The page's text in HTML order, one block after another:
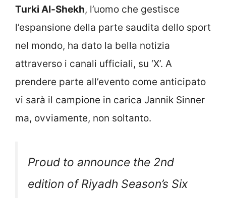
Turki Al-Shekh, l’uomo che gestisce
l’espansione della parte saudita dello sport
nel mondo, ha dato la bella notizia
attraverso i canali ufficiali, su ‘X’. A
prendere parte all’evento come anticipato
vi sarà il campione in carica Jannik Sinner
ma, ovviamente, non soltanto.
Proud to announce the 2nd
edition of Riyadh Season’s Six